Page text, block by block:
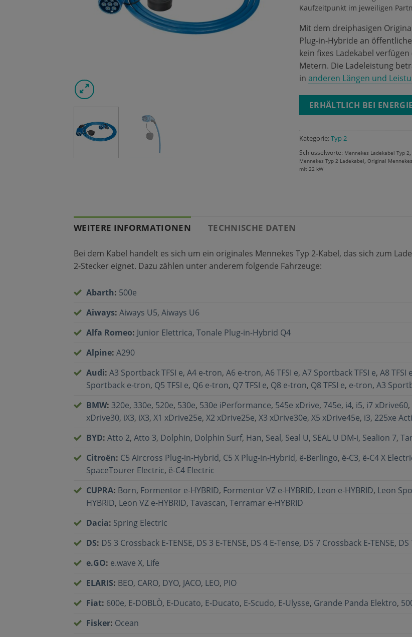
Kaufzeitpunkt im jeweiligen
Mit dem dreiphasigen
Plug-in-Hybride an
kein fixes Ladekabel
Metern. Die Ladeleistung
in anderen Längen und
ERHÄLTLICH BEI
Kategorie:Typ 2
Schlüsselworte: Mennekes Ladekabel Typ 2
Mennekes Typ 2 Ladekabel Original
mit 22 kW
WEITERE INFORMATIONEN TECHNISCHE DATEN
Bei dem Kabel handelt es sich um ein originales Mennekes Typ 2-Kabel, das sich zum
2-Stecker eignet. Dazu zählen unter anderem folgende Fahrzeuge:
Abarth: 500e
Aiways: Aiways U5, Aiways U6
Alfa Romeo: Junior Elettrica, Tonale Plug-in-Hybrid Q4
Alpine: A290
Audi: A3 Sportback TFSI e, A4 e-tron, A6 e-tron, A6 TFSI e, A7 Sportback TFSI e, A8 TFSI e
Sportback e‐tron, Q5 TFSI e, Q6 e-tron, Q7 TFSI e, Q8 e-tron, Q8 TFSI e, e-tron, A3
BMW: 320e, 330e, 520e, 530e, 530e iPerformance, 545e xDrive, 745e, i4, i5, i7 xDrive60,
xDrive30, iX3, iX3, X1 xDrive25e, X2 xDrive25e, X3 xDrive30e, X5 xDrive45e, i3, 225xe
BYD: Atto 2, Atto 3, Dolphin, Dolphin Surf, Han, Seal, Seal U, SEAL U DM-i, Sealion 7,
Citroën: C5 Aircross Plug-in-Hybrid, C5 X Plug-in-Hybrid, ë-Berlingo, ë-C3, ë-C4 X
SpaceTourer Electric, ë-C4 Electric
CUPRA: Born, Formentor e-HYBRID, Formentor VZ e-HYBRID, Leon e-HYBRID, Leon
HYBRID, Leon VZ e-HYBRID, Tavascan, Terramar e-HYBRID
Dacia: Spring Electric
DS: DS 3 Crossback E-TENSE, DS 3 E-TENSE, DS 4 E-Tense, DS 7 Crossback E-TENSE, DS
e.GO: e.wave X, Life
ELARIS: BEO, CARO, DYO, JACO, LEO, PIO
Fiat: 600e, E-DOBLÒ, E-Ducato, E-Ducato, E-Scudo, E-Ulysse, Grande Panda Elektro,
Fisker: Ocean